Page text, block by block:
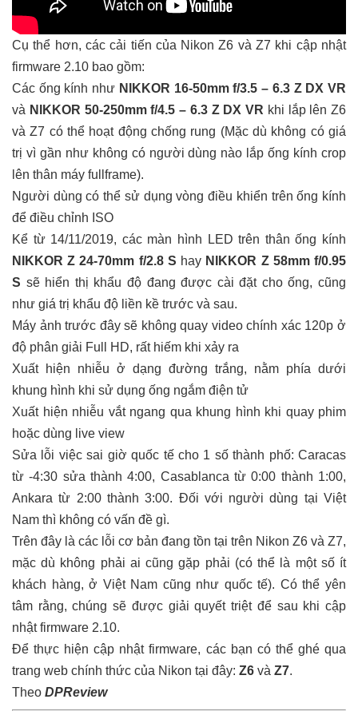
Cụ thể hơn, các cải tiến của Nikon Z6 và Z7 khi cập nhật
firmware 2.10 bao gồm:
Các ống kính như NIKKOR 16-50mm f/3.5 – 6.3 Z DX VR
và NIKKOR 50-250mm f/4.5 – 6.3 Z DX VR khi lắp lên Z6
và Z7 có thể hoạt động chống rung (Mặc dù không có giá
trị vì gần như không có người dùng nào lắp ống kính crop
lên thân máy fullframe).
Người dùng có thể sử dụng vòng điều khiển trên ống kính
để điều chỉnh ISO
Kể từ 14/11/2019, các màn hình LED trên thân ống kính
NIKKOR Z 24-70mm f/2.8 S hay NIKKOR Z 58mm f/0.95
S sẽ hiển thị khẩu độ đang được cài đặt cho ống, cũng
như giá trị khẩu độ liền kề trước và sau.
Máy ảnh trước đây sẽ không quay video chính xác 120p ở
độ phân giải Full HD, rất hiếm khi xảy ra
Xuất hiện nhiễu ở dạng đường trắng, nằm phía dưới
khung hình khi sử dụng ống ngắm điện tử
Xuất hiện nhiễu vắt ngang qua khung hình khi quay phim
hoặc dùng live view
Sửa lỗi việc sai giờ quốc tế cho 1 số thành phố: Caracas
từ -4:30 sửa thành 4:00, Casablanca từ 0:00 thành 1:00,
Ankara từ 2:00 thành 3:00. Đối với người dùng tại Việt
Nam thì không có vấn đề gì.
Trên đây là các lỗi cơ bản đang tồn tại trên Nikon Z6 và Z7,
mặc dù không phải ai cũng gặp phải (có thể là một số ít
khách hàng, ở Việt Nam cũng như quốc tế). Có thể yên
tâm rằng, chúng sẽ được giải quyết triệt để sau khi cập
nhật firmware 2.10.
Để thực hiện cập nhật firmware, các bạn có thể ghé qua
trang web chính thức của Nikon tại đây: Z6 và Z7.
Theo DPReview